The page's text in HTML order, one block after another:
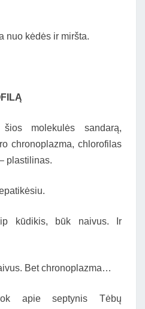
nuo kėdės ir miršta.
šios molekulės sandarą,
chronoplazma, chlorofilas
plastilinas.
kūdikis, būk naivus. Ir
Bet chronoplazma…
apie septynis Tėbų